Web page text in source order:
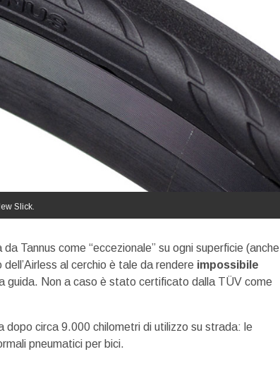
Slick.
Tannus come “eccezionale” su ogni superficie (anche
al cerchio è tale da rendere impossibile
guida. Non a caso è stato certificato dalla TÜV come
dopo circa 9.000 chilometri di utilizzo su strada: le
pneumatici per bici.